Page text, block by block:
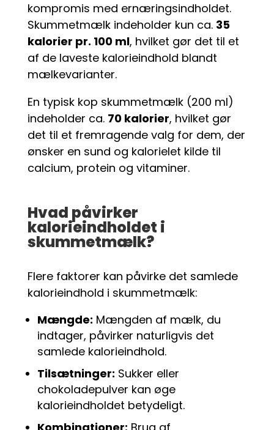
kompromis med ernæringsindholdet.
Skummetmælk indeholder kun ca. 35
kalorier pr. 100 ml, hvilket gør det til et
af de laveste kalorieindhold blandt
mælkevarianter.
En typisk kop skummetmælk (200 ml)
indeholder ca. 70 kalorier, hvilket gør
det til et fremragende valg for dem, der
ønsker en sund og kalorielet kilde til
calcium, protein og vitaminer.
Hvad påvirker
kalorieindholdet i
skummetmælk?
Flere faktorer kan påvirke det samlede
kalorieindhold i skummetmælk:
Mængde: Mængden af mælk, du
indtager, påvirker naturligvis det
samlede kalorieindhold.
Tilsætninger: Sukker eller
chokoladepulver kan øge
kalorieindholdet betydeligt.